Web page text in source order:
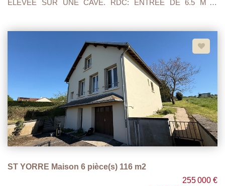
ELEVEE SUR UNE CAVE. RDC: ENTREE DE 6.5 M 2,
QU'UNE PIECE MANSARDEE. A RENOVER.... COUR AVEC
GARAGE DE 18.5 M 2. TOUT A L'EGOUT, TAXE FONCIERE
697 EUROS. PROXIMITE GARE, HOPITAL,BUS...
ST YORRE Maison 6 pièce(s) 116 m2
255 000 €